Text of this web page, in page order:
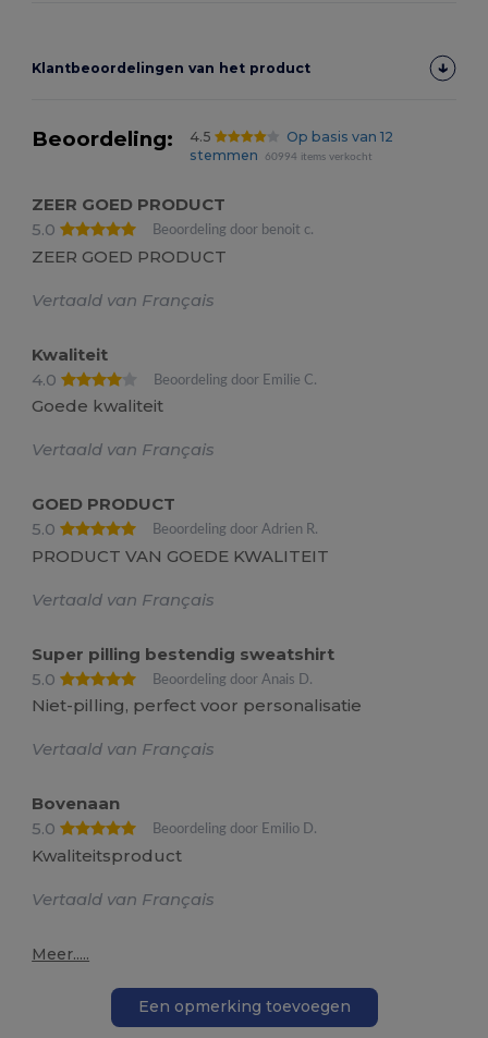
Klantbeoordelingen van het product
Beoordeling: 4.5
Op basis van 12
stemmen
60994 items verkocht
ZEER GOED PRODUCT
5.0
Beoordeling door benoit c.
ZEER GOED PRODUCT
Vertaald van Français
Kwaliteit
4.0
Beoordeling door Emilie C.
Goede kwaliteit
Vertaald van Français
GOED PRODUCT
5.0
Beoordeling door Adrien R.
PRODUCT VAN GOEDE KWALITEIT
Vertaald van Français
Super pilling bestendig sweatshirt
5.0
Beoordeling door Anais D.
Niet-pilling, perfect voor personalisatie
Vertaald van Français
Bovenaan
5.0
Beoordeling door Emilio D.
Kwaliteitsproduct
Vertaald van Français
Meer.....
Een opmerking toevoegen